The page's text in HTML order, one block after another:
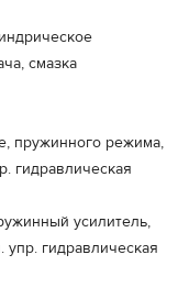
смазка
пружинного режима,
гидравлическая
усилитель,
гидравлическая